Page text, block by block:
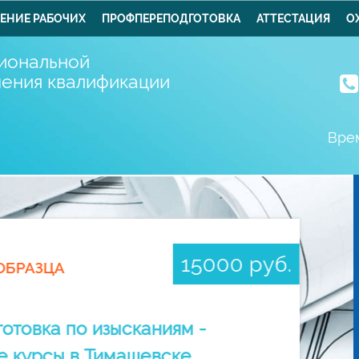
РАБОЧИХ ПРОФПЕРЕПОДГОТОВКА АТТЕСТАЦИЯ
квалификации
15000 руб.
по изысканиям -